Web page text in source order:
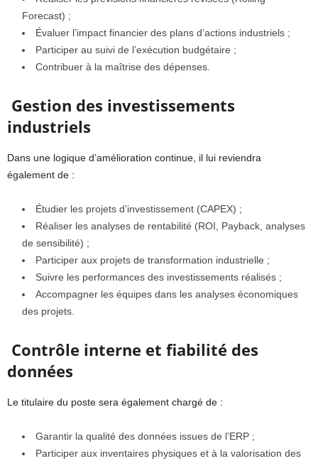
Forecast) ;
Évaluer l’impact financier des plans d’actions industriels ;
Participer au suivi de l’exécution budgétaire ;
Contribuer à la maîtrise des dépenses.
Gestion des investissements
industriels
Dans une logique d’amélioration continue, il lui reviendra
également de :
Étudier les projets d’investissement (CAPEX) ;
Réaliser les analyses de rentabilité (ROI, Payback, analyses
de sensibilité) ;
Participer aux projets de transformation industrielle ;
Suivre les performances des investissements réalisés ;
Accompagner les équipes dans les analyses économiques
des projets.
Contrôle interne et fiabilité des
données
Le titulaire du poste sera également chargé de :
Garantir la qualité des données issues de l’ERP ;
Participer aux inventaires physiques et à la valorisation des